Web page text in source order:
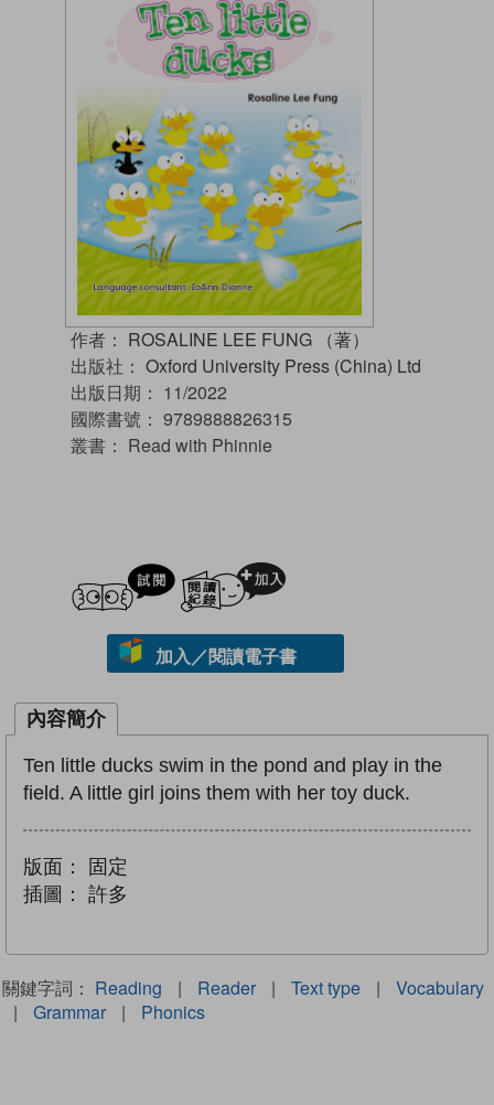
作者： ROSALINE LEE FUNG （著）
出版社： Oxford University Press (China) Ltd
出版日期： 11/2022
國際書號： 9789888826315
叢書： Read with Phinnie
試閲
加入／閱讀電子書
內容簡介
Ten little ducks swim in the pond and play in the
field. A little girl joins them with her toy duck.
版面：
固定
插圖：
許多
關鍵字詞： Reading | Reader | Text type |
Vocabulary
|
Grammar | Phonics